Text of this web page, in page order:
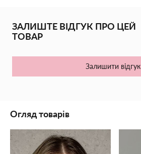
ЗАЛИШТЕ ВІДГУК ПРО ЦЕЙ
ТОВАР
Залишити відгук
Огляд товарів